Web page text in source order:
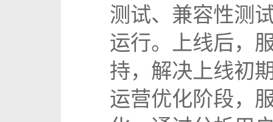
测试、兼容性测
运行。上线后，
持，解决上线初
运营优化阶段，